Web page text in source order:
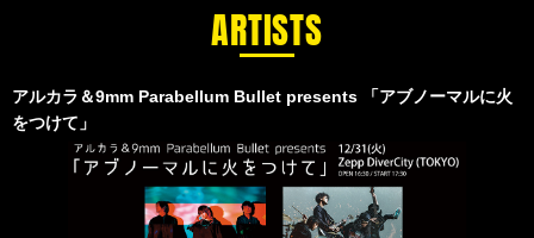
ARTISTS
アルカラ＆9mm Parabellum Bullet presents 「アブノーマルに火
をつけて」